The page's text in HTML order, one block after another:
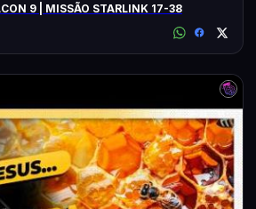
9 | MISSÃO STARLINK 17-38